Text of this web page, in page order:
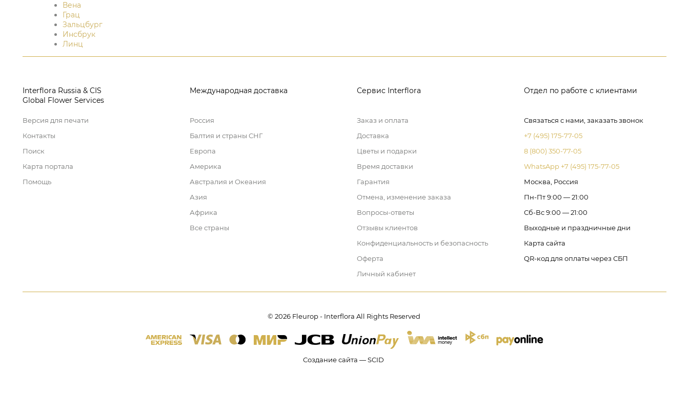
Вена
Грац
Зальцбург
Инсбрук
Линц
Interflora Russia & CIS
Global Flower Services
Версия для печати
Контакты
Поиск
Карта портала
Помощь
Международная доставка
Россия
Балтия и страны СНГ
Европа
Америка
Австралия и Океания
Азия
Африка
Все страны
Сервис Interflora
Заказ и оплата
Доставка
Цветы и подарки
Время доставки
Гарантия
Отмена, изменение заказа
Вопросы-ответы
Отзывы клиентов
Конфиденциальность и безопасность
Оферта
Личный кабинет
Отдел по работе с клиентами
Связаться с нами, заказать звонок
+7 (495) 175-77-05
8 (800) 350-77-05
WhatsApp +7 (495) 175-77-05
Москва, Россия
Пн-Пт 9:00 — 21:00
Сб-Вс 9:00 — 21:00
Выходные и праздничные дни
Карта сайта
QR-код для оплаты через СБП
© 2026 Fleurop - Interflora All Rights Reserved
Создание сайта — SCID